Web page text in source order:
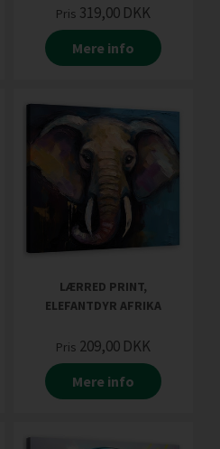
Pris 319,00 DKK
Mere info
LÆRRED PRINT,
ELEFANTDYR AFRIKA
Pris 209,00 DKK
Mere info